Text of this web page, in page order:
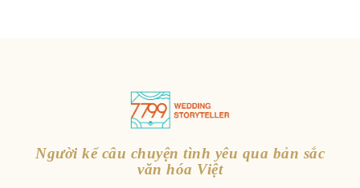
Người kể câu chuyện tình yêu qua bản sắc
văn hóa Việt